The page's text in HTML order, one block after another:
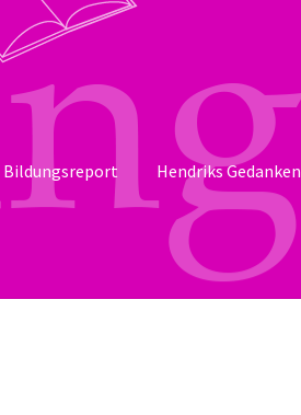
Bildungsreport Hendriks Gedanken